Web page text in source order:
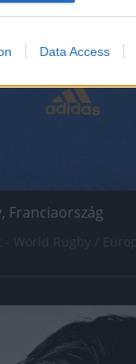
Data Access
Franciaország
Jön még kép!